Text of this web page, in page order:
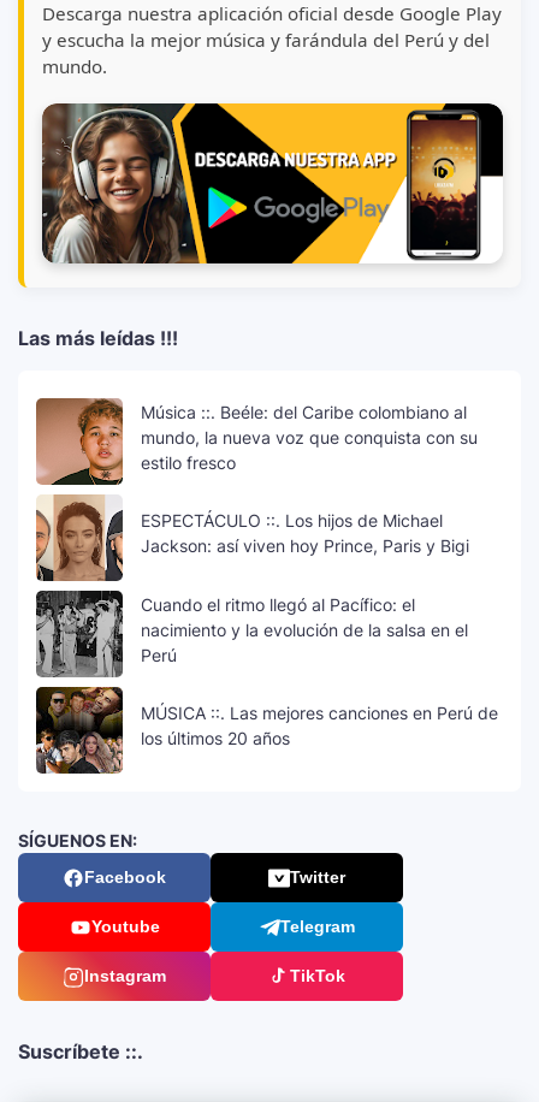
Descarga nuestra aplicación oficial desde Google Play
y escucha la mejor música y farándula del Perú y del
mundo.
Las más leídas !!!
Música ::. Beéle: del Caribe colombiano al
mundo, la nueva voz que conquista con su
estilo fresco
ESPECTÁCULO ::. Los hijos de Michael
Jackson: así viven hoy Prince, Paris y Bigi
Cuando el ritmo llegó al Pacífico: el
nacimiento y la evolución de la salsa en el
Perú
MÚSICA ::. Las mejores canciones en Perú de
los últimos 20 años
SÍGUENOS EN:
Facebook Twitter
Youtube Telegram
Instagram TikTok
Suscríbete ::.